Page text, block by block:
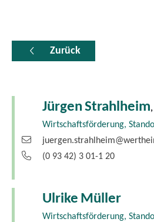
Zurück
JürgenStrahlheim
Wirtschaftsförderung,
(0 93 42) 3 01-1 20
Ulrike Müller
Wirtschaftsförderung,